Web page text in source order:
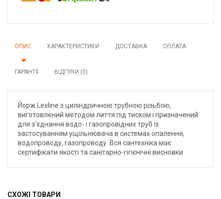
ОПИС ХАРАКТЕРИСТИКИ ДОСТАВКА ОПЛАТА
ГАРАНТІЇ ВІДГУКИ (0)
Йорж Lexline з циліндричною трубною різьбою,
виготовлений методом лиття під тиском і призначений
для з'єднання водо- і газопровідних труб із
застосуванням ущільнювача в системах опалення,
водопроводу, газопроводу. Вся сантехніка має
сертифікати якості та санітарно-гігієнічні висновки.
СХОЖІ ТОВАРИ